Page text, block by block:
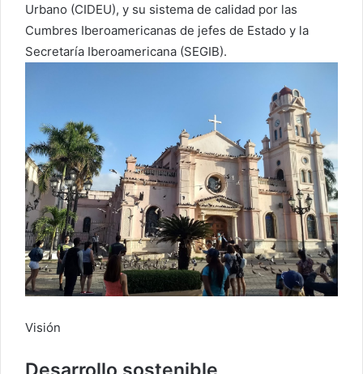
Urbano (CIDEU), y su sistema de calidad por las
Cumbres Iberoamericanas de jefes de Estado y la
Secretaría Iberoamericana (SEGIB).
Visión